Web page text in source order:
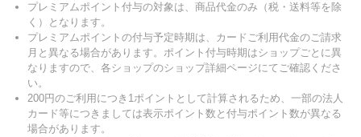
プレミアムポイント付与の対象は、商品代金のみ（税・送料等を除
く）となります。
プレミアムポイントの付与予定時期は、カードご利用代金のご請求
月と異なる場合があります。ポイント付与時期はショップごとに異
なりますので、各ショップのショップ詳細ページにてご確認くださ
い。
200円のご利用につき1ポイントとして計算されるため、一部の法人
カード等につきましては表示ポイント数と付与ポイント数が異なる
場合があります。